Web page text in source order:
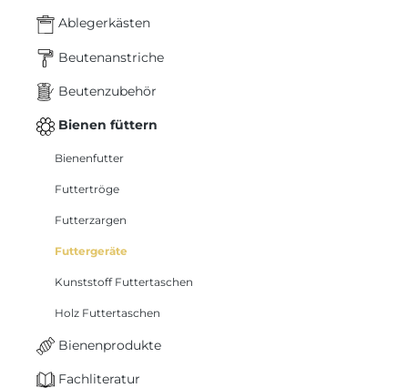
Ablegerkästen
Beutenanstriche
Beutenzubehör
Bienen füttern
Bienenfutter
Futtertröge
Futterzargen
Futtergeräte
Kunststoff Futtertaschen
Holz Futtertaschen
Bienenprodukte
Fachliteratur